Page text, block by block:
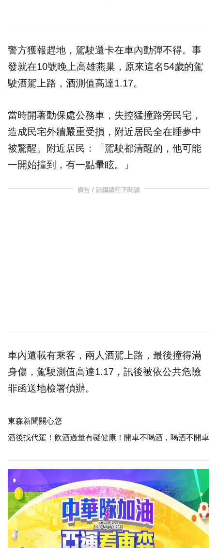
警方獲報趕地，駕駛還卡在車內動彈不得。事
發就在10號晚上高雄燕巢，原來這名54歲的駕
駛酒駕上路，酒測值高達1.17。
當時開著動保處公務車，失控猛撞路旁民宅，
造成民宅外牆嚴重受損，附近居民全在睡夢中
被驚醒。附近居民：「駕駛都清醒的，他可能
一開始撞到，有一點暈眩。」
廣告 / 請繼續往下閱讀
車內還載有乘客，兩人酒駕上路，最後撞得滿
身傷，駕駛測值高達1.17，訊後被依公共危險
罪函送地檢署偵辦。
東森新聞關心您
酒後找代駕！飲酒過量有礙健康！開車不喝酒，喝酒不開車